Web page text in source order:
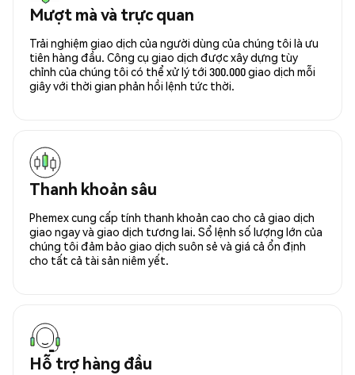
Mượt mà và trực quan
Trải nghiệm giao dịch của người dùng của chúng tôi là ưu
tiên hàng đầu. Công cụ giao dịch được xây dựng tùy
chỉnh của chúng tôi có thể xử lý tới 300.000 giao dịch mỗi
giây với thời gian phản hồi lệnh tức thời.
Thanh khoản sâu
Phemex cung cấp tính thanh khoản cao cho cả giao dịch
giao ngay và giao dịch tương lai. Sổ lệnh số lượng lớn của
chúng tôi đảm bảo giao dịch suôn sẻ và giá cả ổn định
cho tất cả tài sản niêm yết.
Hỗ trợ hàng đầu